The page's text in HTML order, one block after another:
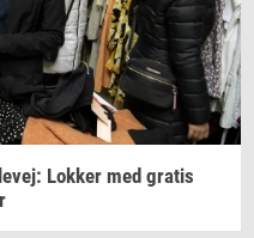
Lok­ker med gra­tis